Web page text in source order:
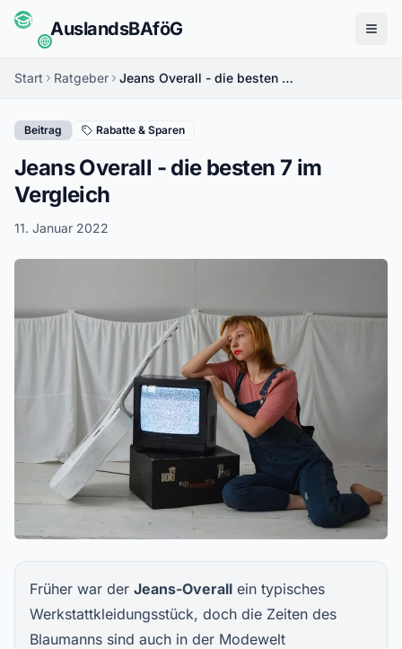
AuslandsBAföG
Start Ratgeber Jeans Overall - die besten 7 im Vergleich
Beitrag Rabatte & Sparen
Jeans Overall - die besten 7 im
Vergleich
11. Januar 2022
Früher war der Jeans-Overall ein typisches
Werkstattkleidungsstück, doch die Zeiten des
Blaumanns sind auch in der Modewelt